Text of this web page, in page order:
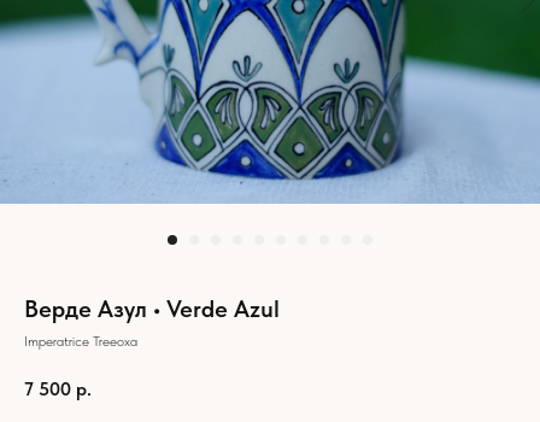
Верде Азул • Verde Azul
Imperatrice Treeoxa
7 500 р.